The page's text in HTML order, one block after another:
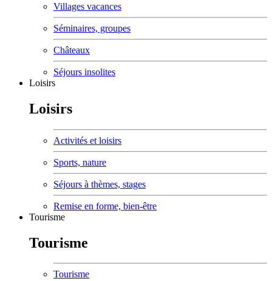
Villages vacances
Séminaires, groupes
Châteaux
Séjours insolites
Loisirs
Loisirs
Activités et loisirs
Sports, nature
Séjours à thèmes, stages
Remise en forme, bien-être
Tourisme
Tourisme
Tourisme